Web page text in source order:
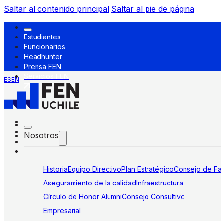
Saltar al contenido principal Saltar al pie de página
Estudiantes
Funcionarios
Headhunter
Prensa FEN
ESEN
Nosotros
HistoriaEquipo DirectivoPlan EstratégicoConsejo de
Aseguramiento de la calidadInfraestructura
Círculo de Honor AlumniConsejo Consultivo
Empresarial